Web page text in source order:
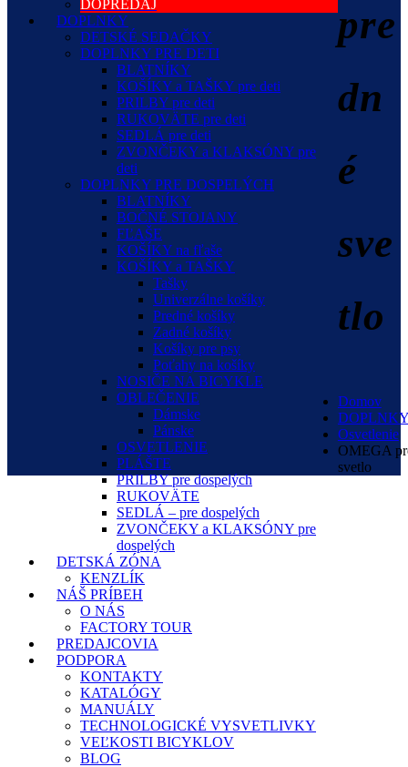
DOPREDAJ
DOPLNKY
DETSKÉ SEDAČKY
DOPLNKY PRE DETI
BLATNÍKY
KOŠÍKY a TAŠKY pre deti
PRILBY pre deti
RUKOVÄTE pre deti
SEDLÁ pre deti
ZVONČEKY a KLAKSÓNY pre
deti
DOPLNKY PRE DOSPELÝCH
BLATNÍKY
BOČNÉ STOJANY
FĽAŠE
KOŠÍKY na fľaše
KOŠÍKY a TAŠKY
Tašky
Univerzálne košíky
Predné košíky
Zadné košíky
Košíky pre psy
Poťahy na košíky
NOSIČE NA BICYKLE
OBLEČENIE
Dámske
Pánske
OSVETLENIE
PLÁŠTE
PRILBY pre dospelých
RUKOVÄTE
SEDLÁ – pre dospelých
ZVONČEKY a KLAKSÓNY pre
dospelých
DETSKÁ ZÓNA
KENZLÍK
NÁŠ PRÍBEH
O NÁS
FACTORY TOUR
PREDAJCOVIA
PODPORA
KONTAKTY
KATALÓGY
MANUÁLY
TECHNOLOGICKÉ VYSVETLIVKY
VEĽKOSTI BICYKLOV
BLOG
pre
dn
é
sve
tlo
Domov
Osvetlenie
OMEGA
svetlo